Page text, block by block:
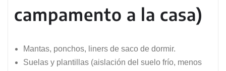
campamento a la casa)
Mantas, ponchos, liners de saco de dormir.
Suelas y plantillas (aislación del suelo frío, menos